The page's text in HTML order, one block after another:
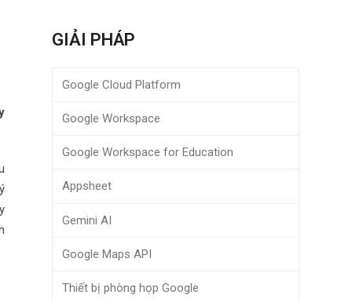
GIẢI PHÁP
Google Cloud Platform
Google Workspace
Google Workspace for Education
Appsheet
Gemini AI
Google Maps API
Thiết bị phòng họp Google